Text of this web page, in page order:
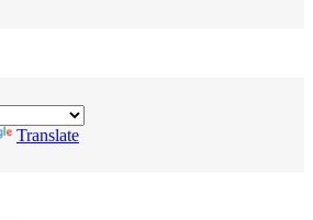
Translate